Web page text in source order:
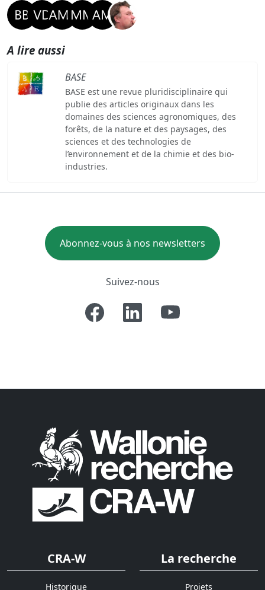
A lire aussi
BASE
BASE est une revue pluridisciplinaire qui
publie des articles originaux dans les
domaines des sciences agronomiques, des
forêts, de la nature et des paysages, des
sciences et des technologies de
l’environnement et de la chimie et des bio-
industries.
Abonnez-vous à nos newsletters
Suivez-nous
CRA-W
Historique
La recherche
Projets